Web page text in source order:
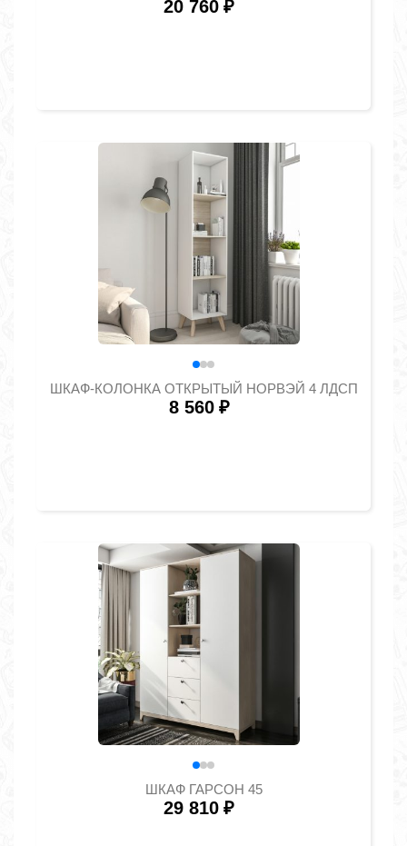
20 760 ₽
ШКАФ-КОЛОНКА ОТКРЫТЫЙ НОРВЭЙ 4 ЛДСП
8 560 ₽
ШКАФ ГАРСОН 45
29 810 ₽